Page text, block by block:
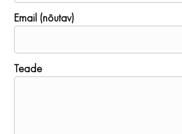
Email (nõutav)
Teade